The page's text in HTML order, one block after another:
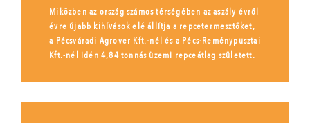
Miközben az ország számos térségében az aszály évről
évre újabb kihívások elé állítja a repcetermesztőket,
a Pécsváradi Agrover Kft.-nél és a Pécs-Reménypusztai
Kft.-nél idén 4,84 tonnás üzemi repceátlag született.